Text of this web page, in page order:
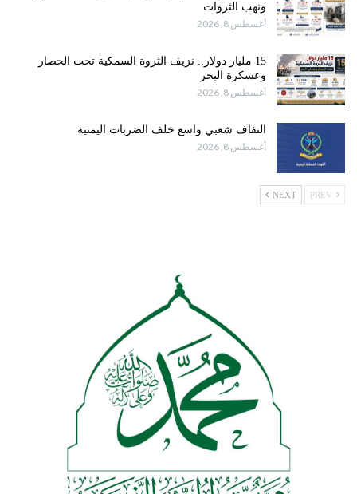
ونهب الثروات
أغسطس 8, 2026
15 مليار دولار.. نزيف الثروة السمكية تحت الحصار
وعسكرة البحر
أغسطس 8, 2026
التفاف شعبي واسع خلف الضربات اليمنية
أغسطس 8, 2026
NEXT